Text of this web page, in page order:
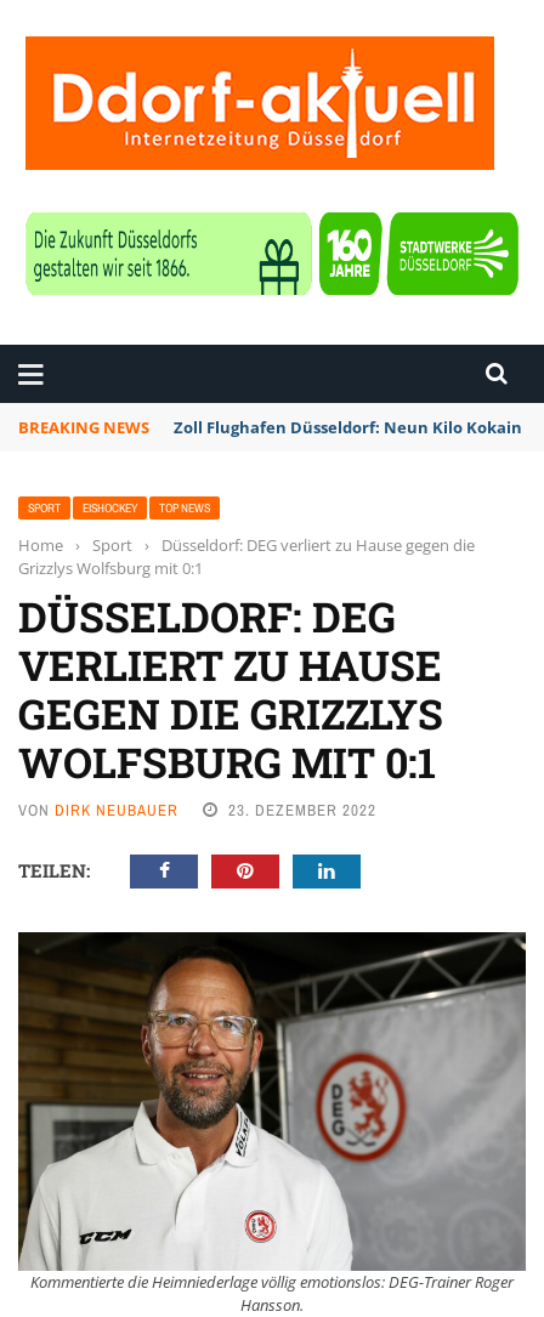
BREAKING NEWS Zoll Flughafen Düsseldorf: Neun Kilo Kokain
SPORT EISHOCKEY TOP NEWS
Home › Sport ›
Düsseldorf: DEG verliert zu Hause gegen die
Grizzlys Wolfsburg mit 0:1
DÜSSELDORF: DEG
VERLIERT ZU HAUSE
GEGEN DIE GRIZZLYS
WOLFSBURG MIT 0:1
VON DIRK NEUBAUER 23. DEZEMBER 2022
TEILEN:
Kommentierte die Heimniederlage völlig emotionslos: DEG-Trainer Roger
Hansson.